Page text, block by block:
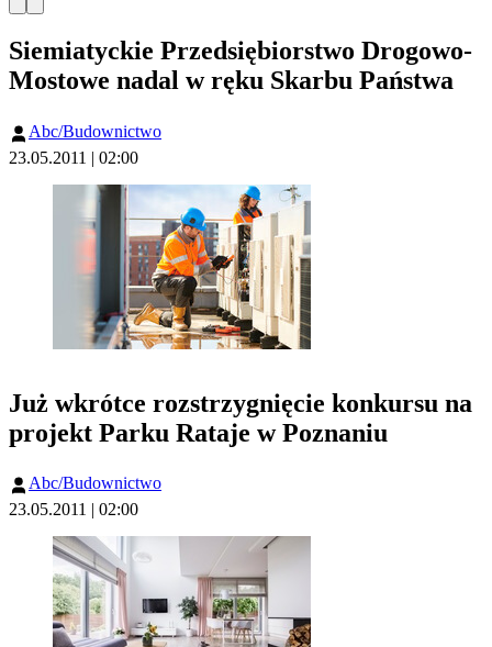
Siemiatyckie Przedsiębiorstwo Drogowo-
Mostowe nadal w ręku Skarbu Państwa
Abc/Budownictwo
23.05.2011 | 02:00
Już wkrótce rozstrzygnięcie konkursu na
projekt Parku Rataje w Poznaniu
Abc/Budownictwo
23.05.2011 | 02:00